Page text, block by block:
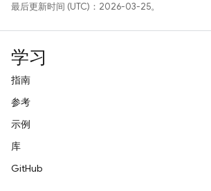
最后更新时间 (UTC)：2026-03-25。
学习
指南
参考
示例
库
GitHub